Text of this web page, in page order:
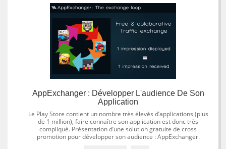
AppExchanger : Développer L'audience De Son
Application
Le Play Store contient un nombre très élevés d’applications (plus
de 1 million), faire connaître son application est donc très
compliqué. Présentation d’une solution gratuite de cross
promotion pour développer son audience : AppExchanger.